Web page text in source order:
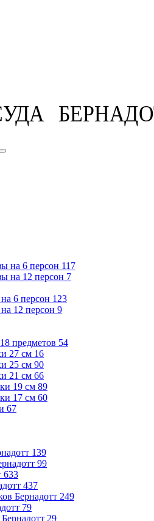
на 6 персон 117
на 12 персон 7
6 персон 123
12 персон 9
предметов 54
27 см 16
25 см 90
21 см 66
19 см 89
17 см 60
67
139
99
633
437
Бернадотт 249
79
29